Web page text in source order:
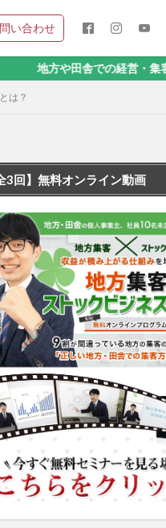
い合わせ
田舎での経営・集客支援、ス
は？
3回】無料オンライン動画